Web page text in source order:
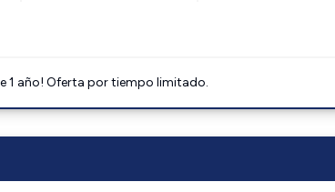
1 año! Oferta por tiempo limitado.